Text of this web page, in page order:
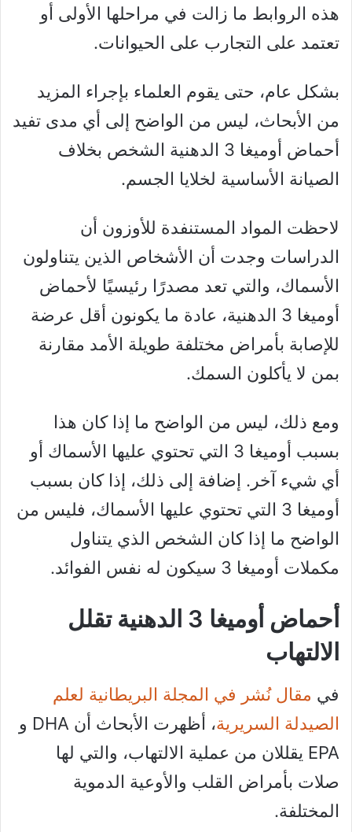
هذه الروابط ما زالت في مراحلها الأولى أو
تعتمد على التجارب على الحيوانات.
بشكل عام، حتى يقوم العلماء بإجراء المزيد
من الأبحاث، ليس من الواضح إلى أي مدى تفيد
أحماض أوميغا 3 الدهنية الشخص بخلاف
الصيانة الأساسية لخلايا الجسم.
لاحظت المواد المستنفدة للأوزون أن
الدراسات وجدت أن الأشخاص الذين يتناولون
الأسماك، والتي تعد مصدرًا رئيسيًا لأحماض
أوميغا 3 الدهنية، عادة ما يكونون أقل عرضة
للإصابة بأمراض مختلفة طويلة الأمد مقارنة
بمن لا يأكلون السمك.
ومع ذلك، ليس من الواضح ما إذا كان هذا
بسبب أوميغا 3 التي تحتوي عليها الأسماك أو
أي شيء آخر. إضافة إلى ذلك، إذا كان بسبب
أوميغا 3 التي تحتوي عليها الأسماك، فليس من
الواضح ما إذا كان الشخص الذي يتناول
مكملات أوميغا 3 سيكون له نفس الفوائد.
أحماض أوميغا 3 الدهنية تقلل
الالتهاب
في مقال نُشر في المجلة البريطانية لعلم
الصيدلة السريرية
، أظهرت الأبحاث أن DHA و
EPA يقللان من عملية الالتهاب، والتي لها
صلات بأمراض القلب والأوعية الدموية
المختلفة.